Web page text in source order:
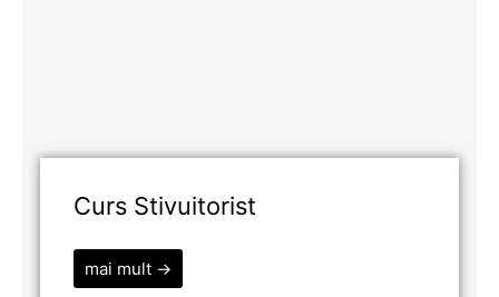
Curs Stivuitorist
mai mult →